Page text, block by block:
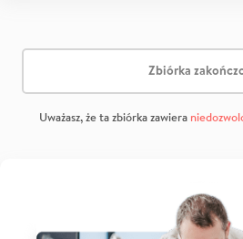
Zbiórka
Uważasz, że ta zbiórka zawiera